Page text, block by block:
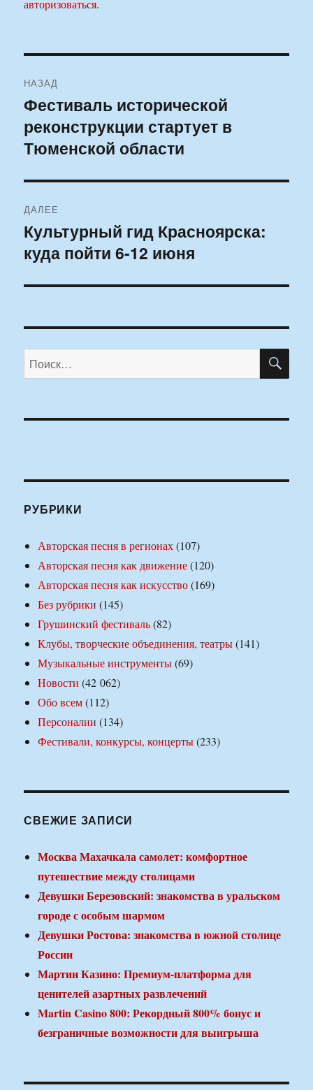
авторизоваться.
по
записям
НАЗАД
Предыдущая
запись:
Фестиваль исторической
реконструкции стартует в
Тюменской области
ДАЛЕЕ
Следующая
запись:
Культурный гид Красноярска:
куда пойти 6-12 июня
Искать:
РУБРИКИ
Авторская песня в регионах(107)
Авторская песня как движение(120)
Авторская песня как искусство(169)
Без рубрики (145)
Грушинский фестиваль(82)
Клубы, творческие объединения, театры(141)
Музыкальные инструменты(69)
Новости (42 062)
Обо всем(112)
Персоналии (134)
Фестивали, конкурсы, концерты(233)
СВЕЖИЕ ЗАПИСИ
Москва Махачкала самолет: комфортное
путешествие между столицами
Девушки Березовский: знакомства в уральском
городе с особым шармом
Девушки Ростова: знакомства в южной столице
России
Мартин Казино: Премиум-платформа для
ценителей азартных развлечений
Martin Casino 800: Рекордный 800% бонус и
безграничные возможности для выигрыша